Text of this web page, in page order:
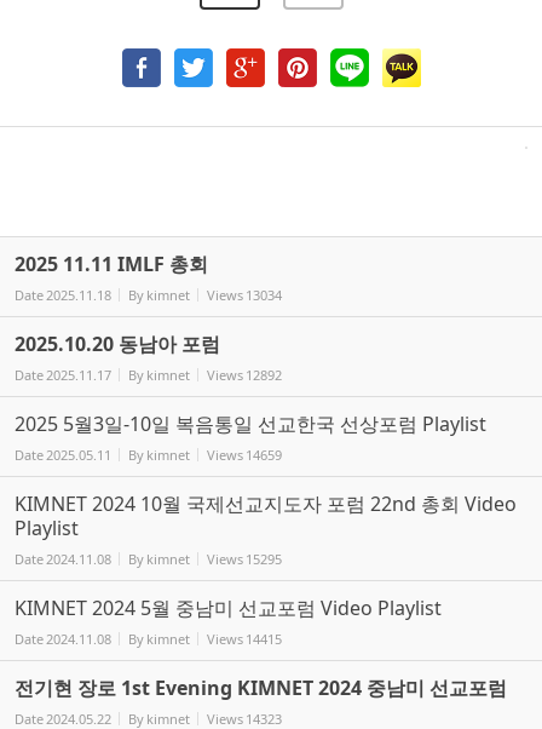
2025 11.11 IMLF 총회
Date 2025.11.18 By kimnet Views 13034
2025.10.20 동남아 포럼
Date 2025.11.17 By kimnet Views 12892
2025 5월3일-10일 복음통일 선교한국 선상포럼 Playlist
Date 2025.05.11 By kimnet Views 14659
KIMNET 2024 10월 국제선교지도자 포럼 22nd 총회 Video
Playlist
Date 2024.11.08 By kimnet Views 15295
KIMNET 2024 5월 중남미 선교포럼 Video Playlist
Date 2024.11.08 By kimnet Views 14415
전기현 장로 1st Evening KIMNET 2024 중남미 선교포럼
Date 2024.05.22 By kimnet Views 14323